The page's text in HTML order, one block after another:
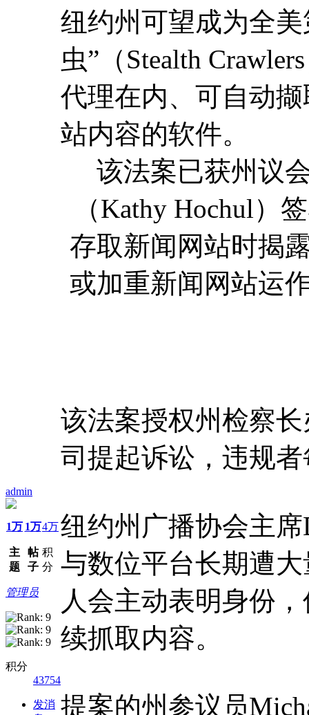
admin
1万
主
题
1万
帖
子
4万
积
分
管理员
积分
43754
发消
纽约州可望成为全
虫”（Stealth
代理在内、可自动
站内容的软件。
该法案已获州议
（Kathy Hochul）
存取新闻网站时揭
或加重新闻网站运
该法案授权州检察
司提起诉讼，违规
纽约州广播协会主
与数位平台长期遭
人会主动表明身份
续抓取内容。
提案的州参议员